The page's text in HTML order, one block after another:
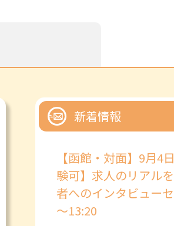
新着情報
【函館・対面】9月4
験可】求人のリアル
者へのインタビュー
～13:20